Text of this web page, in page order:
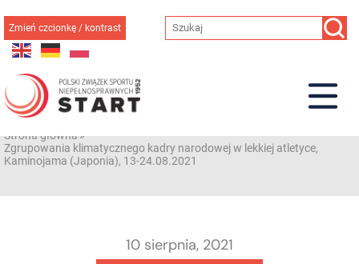
do
treści
Zmień czcionkę / kontrast
Strona główna»
Zgrupowania klimatycznego kadry narodowej w lekkiej atletyce,
Kaminojama (Japonia), 13-24.08.2021
10 sierpnia, 2021